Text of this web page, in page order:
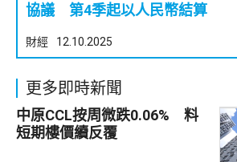
協議 第4季起以人民幣結算
財經 12.10.2025
更多即時新聞
中原CCL按周微跌0.06% 料
短期樓價續反覆